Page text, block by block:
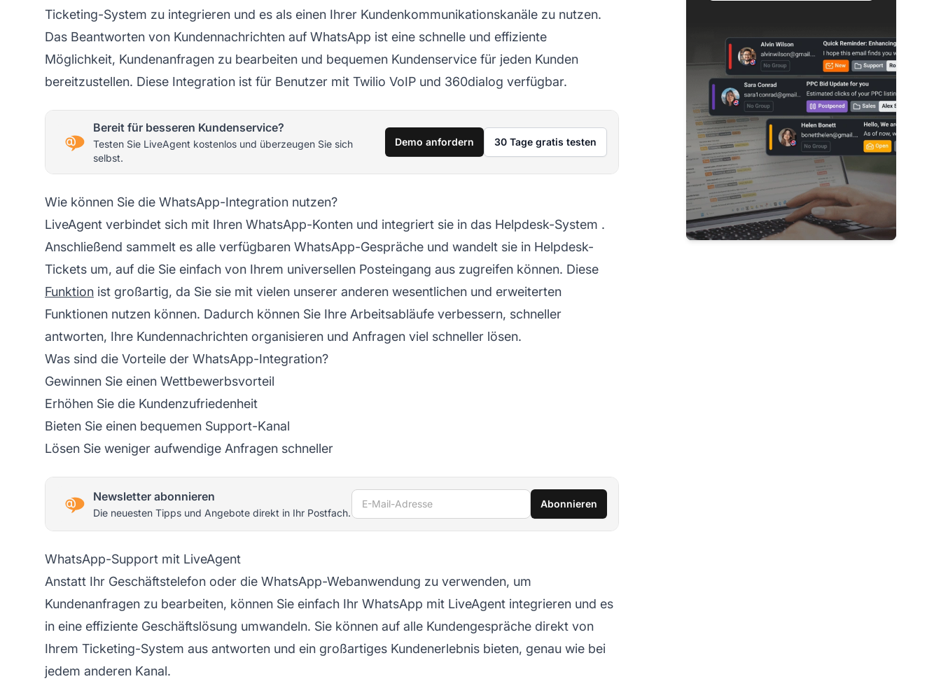
Ticketing-System zu integrieren und es als einen Ihrer Kundenkommunikationskanäle zu nutzen.
Das Beantworten von Kundennachrichten auf WhatsApp ist eine schnelle und effiziente
Möglichkeit, Kundenanfragen zu bearbeiten und bequemen Kundenservice für jeden Kunden
bereitzustellen. Diese Integration ist für Benutzer mit Twilio VoIP und 360dialog verfügbar.
Bereit für besseren Kundenservice?
Testen Sie LiveAgent kostenlos und überzeugen Sie sich
selbst.
Demo anfordern 30 Tage gratis testen
Wie können Sie die WhatsApp-Integration nutzen?
LiveAgent verbindet sich mit Ihren WhatsApp-Konten und integriert sie in das Helpdesk-System .
Anschließend sammelt es alle verfügbaren WhatsApp-Gespräche und wandelt sie in Helpdesk-
Tickets um, auf die Sie einfach von Ihrem universellen Posteingang aus zugreifen können. Diese
Funktion ist großartig, da Sie sie mit vielen unserer anderen wesentlichen und erweiterten
Funktionen nutzen können. Dadurch können Sie Ihre Arbeitsabläufe verbessern, schneller
antworten, Ihre Kundennachrichten organisieren und Anfragen viel schneller lösen.
Was sind die Vorteile der WhatsApp-Integration?
Gewinnen Sie einen Wettbewerbsvorteil
Erhöhen Sie die Kundenzufriedenheit
Bieten Sie einen bequemen Support-Kanal
Lösen Sie weniger aufwendige Anfragen schneller
Newsletter abonnieren
Die neuesten Tipps und Angebote direkt in Ihr Postfach.
E-Mail-Adresse Abonnieren
WhatsApp-Support mit LiveAgent
Anstatt Ihr Geschäftstelefon oder die WhatsApp-Webanwendung zu verwenden, um
Kundenanfragen zu bearbeiten, können Sie einfach Ihr WhatsApp mit LiveAgent integrieren und es
in eine effiziente Geschäftslösung umwandeln. Sie können auf alle Kundengespräche direkt von
Ihrem Ticketing-System aus antworten und ein großartiges Kundenerlebnis bieten, genau wie bei
jedem anderen Kanal.